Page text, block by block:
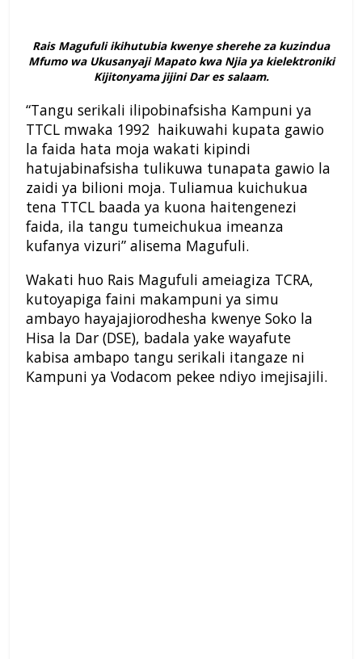
Rais Magufuli ikihutubia kwenye sherehe za kuzindua
Mfumo wa Ukusanyaji Mapato kwa Njia ya kielektroniki
Kijitonyama jijini Dar es salaam.
“Tangu serikali ilipobinafsisha Kampuni ya
TTCL mwaka 1992 haikuwahi kupata gawio
la faida hata moja wakati kipindi
hatujabinafsisha tulikuwa tunapata gawio la
zaidi ya bilioni moja. Tuliamua kuichukua
tena TTCL baada ya kuona haitengenezi
faida, ila tangu tumeichukua imeanza
kufanya vizuri” alisema Magufuli.
Wakati huo Rais Magufuli ameiagiza TCRA,
kutoyapiga faini makampuni ya simu
ambayo hayajajiorodhesha kwenye Soko la
Hisa la Dar (DSE), badala yake wayafute
kabisa ambapo tangu serikali itangaze ni
Kampuni ya Vodacom pekee ndiyo imejisajili.